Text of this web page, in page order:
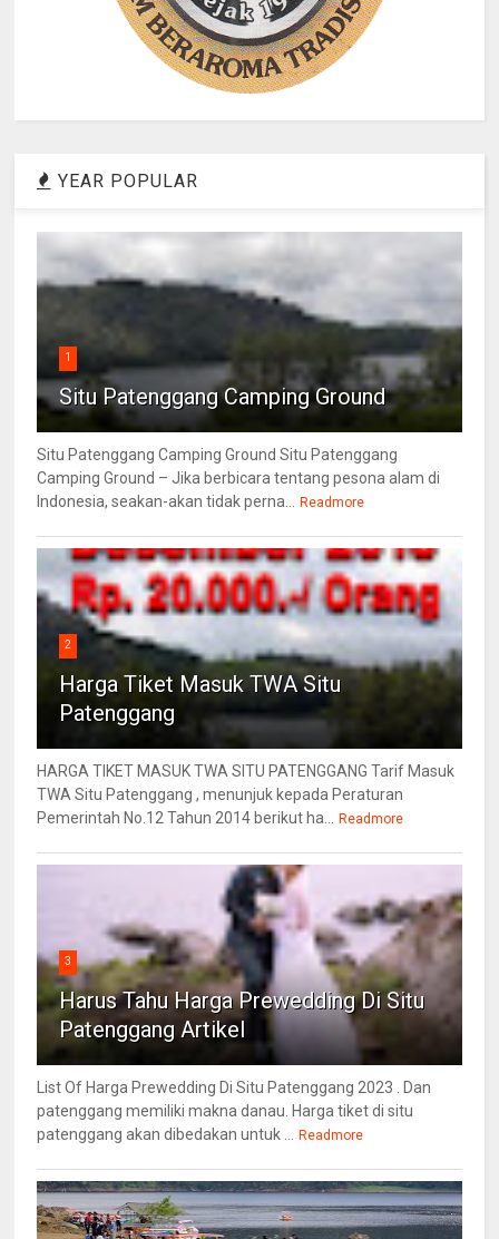
YEAR POPULAR
1
Situ Patenggang Camping Ground
Situ Patenggang Camping Ground Situ Patenggang
Camping Ground – Jika berbicara tentang pesona alam di
Indonesia, seakan-akan tidak perna...
Readmore
2
Harga Tiket Masuk TWA Situ
Patenggang
HARGA TIKET MASUK TWA SITU PATENGGANG Tarif Masuk
TWA Situ Patenggang , menunjuk kepada Peraturan
Pemerintah No.12 Tahun 2014 berikut ha...
Readmore
3
Harus Tahu Harga Prewedding Di Situ
Patenggang Artikel
List Of Harga Prewedding Di Situ Patenggang 2023 . Dan
patenggang memiliki makna danau. Harga tiket di situ
patenggang akan dibedakan untuk ...
Readmore